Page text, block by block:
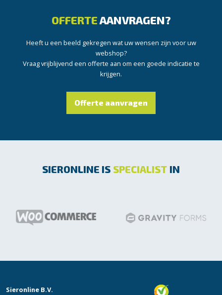
OFFERTEAANVRAGEN?
Heeft u een beeld gekregen wat uw wensen zijn voor uw
webshop?
Vraag vrijblijvend een offerte aan om een goede indicatie te
krijgen.
Offerte aanvragen
SIERONLINE IS SPECIALIST IN
Sieronline B.V.